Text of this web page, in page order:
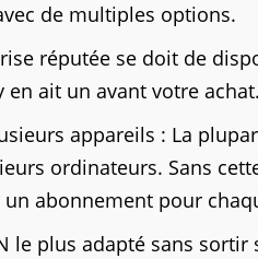
de multiples options.
réputée se doit de
en ait un avant votre achat.
appareils : La
ordinateurs. Sans
abonnement pour
le plus adapté sans